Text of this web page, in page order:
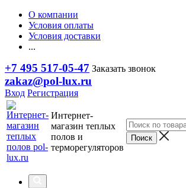
О компании
Условия оплаты
Условия доставки
...
+7 495 517-05-47 Заказать звонок
zakaz@pol-lux.ru
Вход Регистрация
Интернет-
магазин теплых
полов и
терморегуляторов